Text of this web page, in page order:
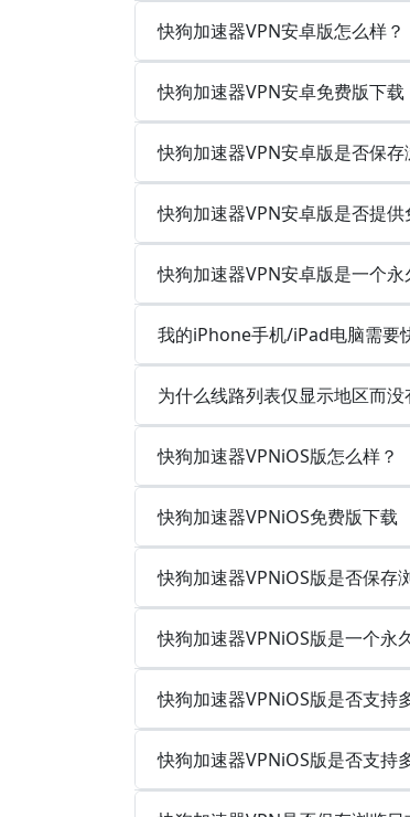
快狗加速器VPN安卓版怎么样？
快狗加速器VPN安卓免费版下载
快狗加速器VPN安卓版是否保
快狗加速器VPN安卓版是否提供
快狗加速器VPN安卓版是一个永
我的iPhone手机/iPad电脑需要
为什么线路列表仅显示地区而没
快狗加速器VPNiOS版怎么样？
快狗加速器VPNiOS免费版下载
快狗加速器VPNiOS版是否保存
快狗加速器VPNiOS版是一个永
快狗加速器VPNiOS版是否支持
快狗加速器VPNiOS版是否支持